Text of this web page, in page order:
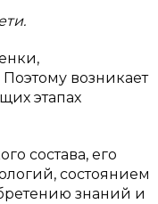
возникает
этапах
состава, его
состоянием
знаний и